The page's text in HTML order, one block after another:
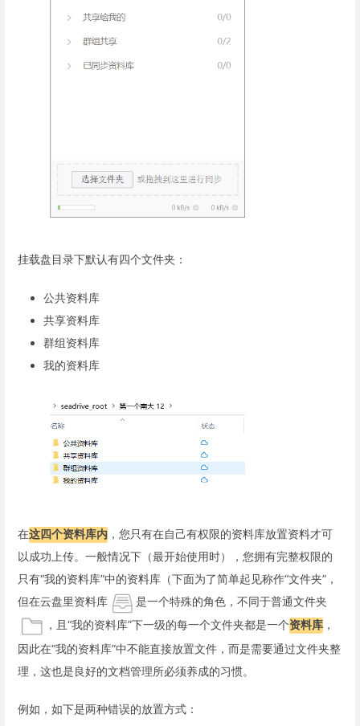
挂载盘目录下默认有四个文件夹：
公共资料库
共享资料库
群组资料库
我的资料库
在这四个资料库内 ，您只有在自己有权限的资料库放置资料才可
以成功上传。一般情况下（最开始使用时），您拥有完整权限的
只有“我的资料库”中的资料库（下面为了简单起见称作“文件夹”，
但在云盘里资料库
是一个特殊的角色，不同于普通文件夹
，且“我的资料库”下一级的每一个文件夹都是一个资料库 ，
因此在“我的资料库”中不能直接放置文件，而是需要通过文件夹整
理，这也是良好的文档管理所必须养成的习惯。
例如，如下是两种错误的放置方式：